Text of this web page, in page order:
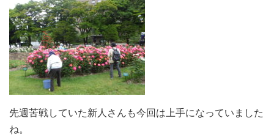
先週苦戦していた新人さんも今回は上手になっていました
ね。